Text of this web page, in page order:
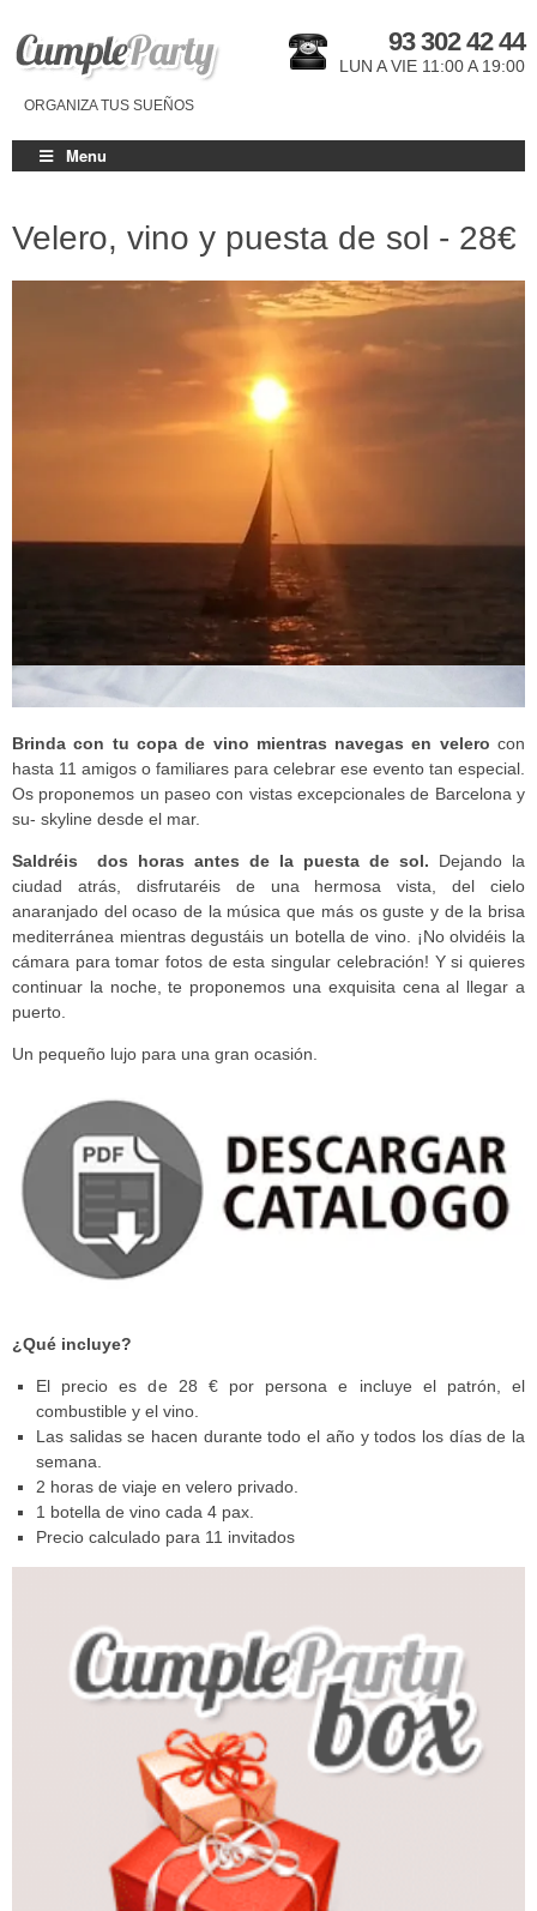
ORGANIZA TUS SUEÑOS
93 302 42 44
LUN A VIE 11:00 A 19:00
Menu
Velero, vino y puesta de sol - 28€
Brinda con tu copa de vino mientras navegas en velero con
hasta 11 amigos o familiares para celebrar ese evento tan especial.
Os proponemos un paseo con vistas excepcionales de Barcelona y
su- skyline desde el mar.
Saldréis dos horas antes de la puesta de sol. Dejando la
ciudad atrás, disfrutaréis de una hermosa vista, del cielo
anaranjado del ocaso de la música que más os guste y de la brisa
mediterránea mientras degustáis un botella de vino. ¡No olvidéis la
cámara para tomar fotos de esta singular celebración! Y si quieres
continuar la noche, te proponemos una exquisita cena al llegar a
puerto.
Un pequeño lujo para una gran ocasión.
¿Qué incluye?
El precio es de 28 € por persona e incluye el patrón, el
combustible y el vino.
Las salidas se hacen durante todo el año y todos los días de la
semana.
2 horas de viaje en velero privado.
1 botella de vino cada 4 pax.
Precio calculado para 11 invitados